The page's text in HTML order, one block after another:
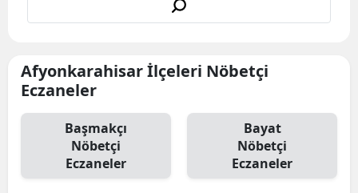
Afyonkarahisar İlçeleri Nöbetçi
Eczaneler
Başmakçı
Nöbetçi
Eczaneler
Bayat
Nöbetçi
Eczaneler